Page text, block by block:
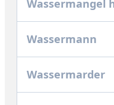
Wassermangel
Wassermann
Wassermarder